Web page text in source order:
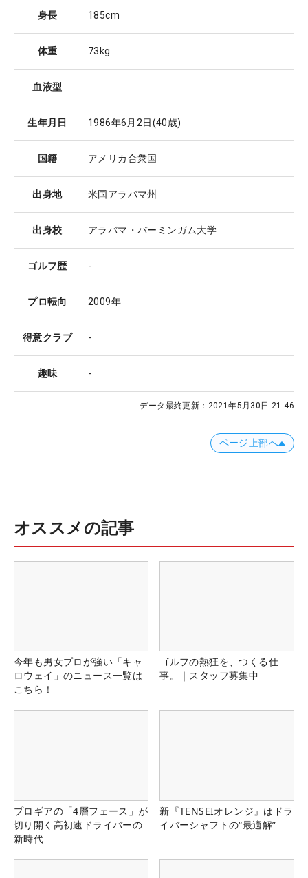
身長 185cm
体重 73kg
血液型
生年月日 1986年6月2日(40歳)
国籍 アメリカ合衆国
出身地 米国アラバマ州
出身校 アラバマ・バーミンガム大学
ゴルフ歴 -
プロ転向 2009年
得意クラブ -
趣味 -
データ最終更新： 2021年5月30日 21:46
ページ上部へ
オススメの記事
今年も男女プロが強い「キャ
ロウェイ」のニュース一覧は
こちら！
ゴルフの熱狂を、つくる仕
事。｜スタッフ募集中
プロギアの「4層フェース」が
切り開く高初速ドライバーの
新時代
新『TENSEIオレンジ』はドラ
イバーシャフトの“最適解”